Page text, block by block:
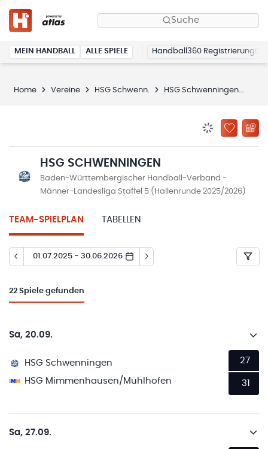
Suche
MEIN HANDBALL ALLE SPIELE Handball360 Registrierung
Home Vereine HSG Schwenn. HSG Schwenningen
ZU
HSG SCHWENNINGEN
Baden-Württembergischer Handball-Verband -
Männer-Landesliga Staffel 5 (Hallenrunde 2025/2026)
TEAM-SPIELPLAN TABELLEN
01.07.2025 - 30.06.2026
22 Spiele gefunden
Sa, 20.09.
HSG Schwenningen
HSG Mimmenhausen/Mühlhofen
27
31
Sa, 27.09.